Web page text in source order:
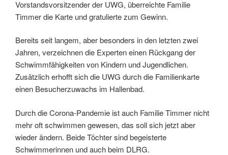
Vorstandsvorsitzender der UWG, überreichte Familie
Timmer die Karte und gratulierte zum Gewinn.
Bereits seit langem, aber besonders in den letzten zwei
Jahren, verzeichnen die Experten einen Rückgang der
Schwimmfähigkeiten von Kindern und Jugendlichen.
Zusätzlich erhofft sich die UWG durch die Familienkarte
einen Besucherzuwachs im Hallenbad.
Durch die Corona-Pandemie ist auch Familie Timmer nicht
mehr oft schwimmen gewesen, das soll sich jetzt aber
wieder ändern. Beide Töchter sind begeisterte
Schwimmerinnen und auch beim DLRG.